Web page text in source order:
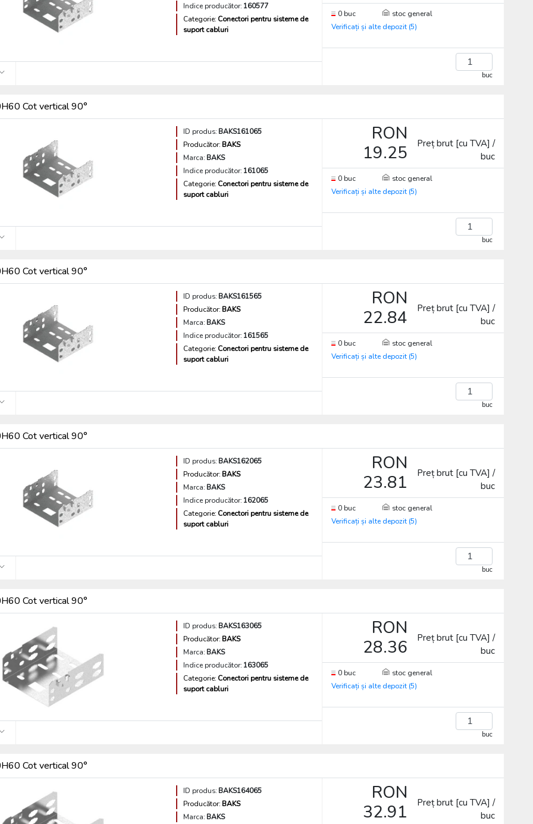
Indice producător: 160577
Categorie: Conectori pentru sisteme de
suport cabluri
0 buc
stoc general
Verificați și alte depozit (5)
buc
Cot vertical 90°
ID produs: BAKS161065
Producător: BAKS
Marca: BAKS
Indice producător: 161065
Categorie: Conectori pentru sisteme de
suport cabluri
RON
19.25
Preț brut [cu TVA] /
buc
0 buc
stoc general
Verificați și alte depozit (5)
buc
Cot vertical 90°
ID produs: BAKS161565
Producător: BAKS
Marca: BAKS
Indice producător: 161565
Categorie: Conectori pentru sisteme de
suport cabluri
RON
22.84
Preț brut [cu TVA] /
buc
0 buc
stoc general
Verificați și alte depozit (5)
buc
Cot vertical 90°
ID produs: BAKS162065
Producător: BAKS
Marca: BAKS
Indice producător: 162065
Categorie: Conectori pentru sisteme de
suport cabluri
RON
23.81
Preț brut [cu TVA] /
buc
0 buc
stoc general
Verificați și alte depozit (5)
buc
Cot vertical 90°
ID produs: BAKS163065
Producător: BAKS
Marca: BAKS
Indice producător: 163065
Categorie: Conectori pentru sisteme de
suport cabluri
RON
28.36
Preț brut [cu TVA] /
buc
0 buc
stoc general
Verificați și alte depozit (5)
buc
Cot vertical 90°
ID produs: BAKS164065
Producător: BAKS
Marca: BAKS
RON
32.91
Preț brut [cu TVA] /
buc